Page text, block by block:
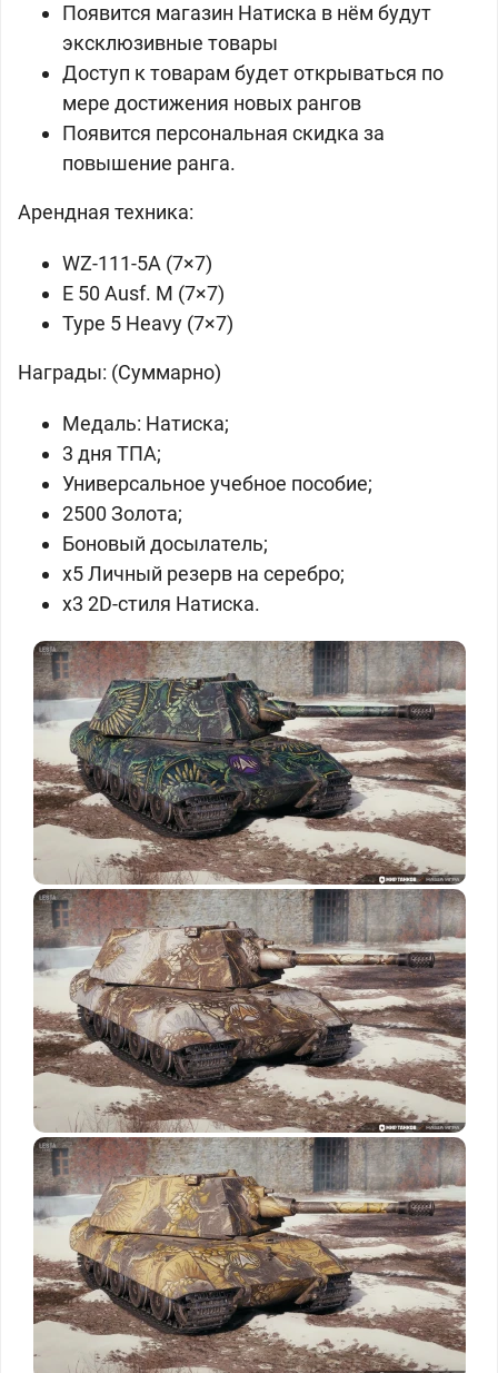
Появится магазин Натиска в нём будут
эксклюзивные товары
Доступ к товарам будет открываться по
мере достижения новых рангов
Появится персональная скидка за
повышение ранга.
Арендная техника:
WZ-111-5A (7×7)
E 50 Ausf. M (7×7)
Type 5 Heavy (7×7)
Награды: (Суммарно)
Медаль: Натиска;
3 дня ТПА;
Универсальное учебное пособие;
2500 Золота;
Боновый досылатель;
x5 Личный резерв на серебро;
x3 2D-стиля Натиска.